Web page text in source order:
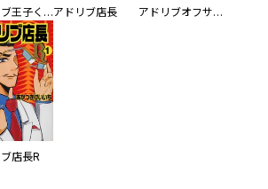
アドリブ王子くんアドリブ店長 アドリブオフサイド
店長R